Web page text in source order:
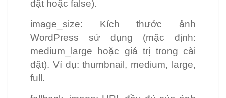
đặt hoặc false).
image_size: Kích thước ảnh
WordPress sử dụng (mặc định:
medium_large hoặc giá trị trong cài
đặt). Ví dụ: thumbnail, medium, large,
full.